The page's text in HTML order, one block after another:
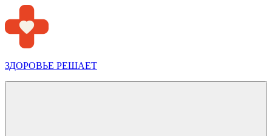
Перейти
к
содержимому
ЗДОРОВЬЕ РЕШАЕТ